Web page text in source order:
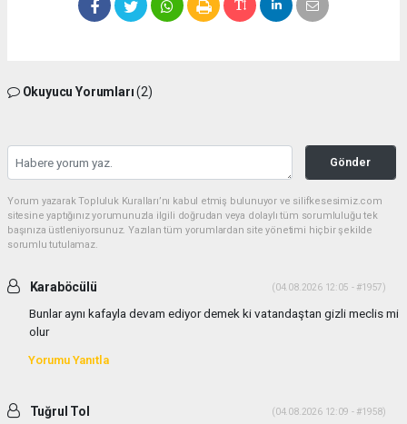
Okuyucu Yorumları(2)
Gönder
Yorum yazarak Topluluk Kuralları’nı kabul etmiş bulunuyor ve silifkesesimiz.com
sitesine yaptığınız yorumunuzla ilgili doğrudan veya dolaylı tüm sorumluluğu tek
başınıza üstleniyorsunuz. Yazılan tüm yorumlardan site yönetimi hiçbir şekilde
sorumlu tutulamaz.
Karaböcülü (04.08.2026 12:05 - #1957)
Bunlar aynı kafayla devam ediyor demek ki vatandaştan gizli meclis mi
olur
Yorumu Yanıtla
Tuğrul Tol (04.08.2026 12:09 - #1958)